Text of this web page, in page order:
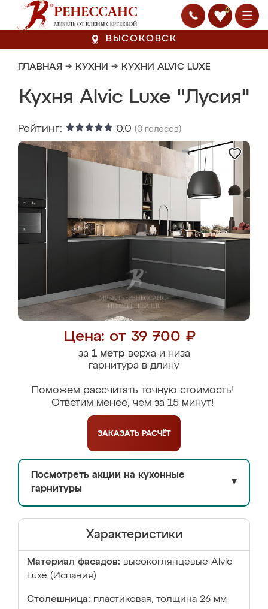
0
ВЫСОКОВСК
ГЛАВНАЯ → КУХНИ → КУХНИ ALVIC LUXE
Кухня Alvic Luxe "Лусия"
Рейтинг: 0.0 (0 голосов)
Цена: от 39 700 ₽
за 1 метрверха и низа
гарнитура в длину
Поможем рассчитать точную стоимость!
Ответим менее, чем за 15 минут!
ЗАКАЗАТЬ РАСЧЁТ
Посмотреть акции на кухонные
гарнитуры
▼
Характеристики
Материал фасадов: высокоглянцевые Аlvic
Luxe (Испания)
Столешница: пластиковая, толщина 26 мм